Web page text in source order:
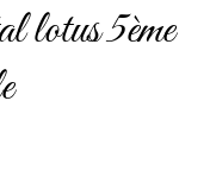
lotus 5ème